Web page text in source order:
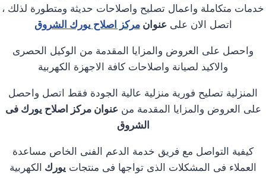
خدمات متكاملة واعمال تصليح واصلاحات حديثة ومتطورة لذلك ،
اتصل الان علىعنوانمركز اصلاح يورك الشروق
واحصل على العروض والمزايا المقدمة من الوكيل الحصرى
والاكيد لصيانة واصلاحات كافة الاجهزة الكهربية
المنزلية تصليح فورية منزلية عالية الجودة فقط اتصل واحصل
على العروض والمزايا المقدمة منعنوان مركز اصلاح يورك فى
الشروق
كيفية التواصل مع فريق خدمة الدعم الفنى الخاص مساعدة
العملاء فى المشكلات الذى تواجها فى منتجات يورك الكهربية